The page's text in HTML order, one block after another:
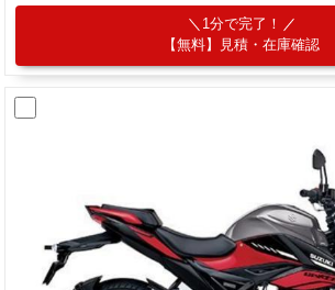
1分で完了！
【無料】見積・在庫確認